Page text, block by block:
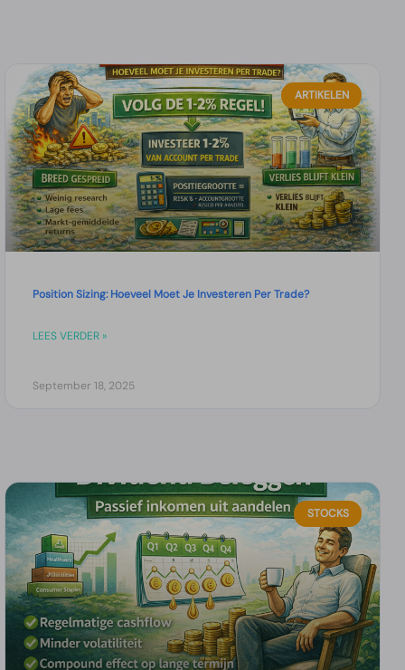
ARTIKELEN
Position Sizing: Hoeveel Moet Je Investeren Per Trade?
LEES VERDER »
September 18, 2025
STOCKS